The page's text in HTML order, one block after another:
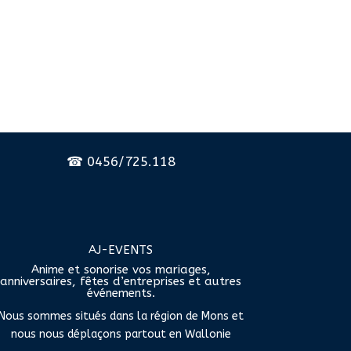
☎ 0456/725.118
AJ-EVENTS
Anime et sonorise vos mariages,
anniversaires, fêtes d’entreprises et autres
événements.
sommes situés dans la région de Mons et
nous nous déplaçons partout en Wallonie